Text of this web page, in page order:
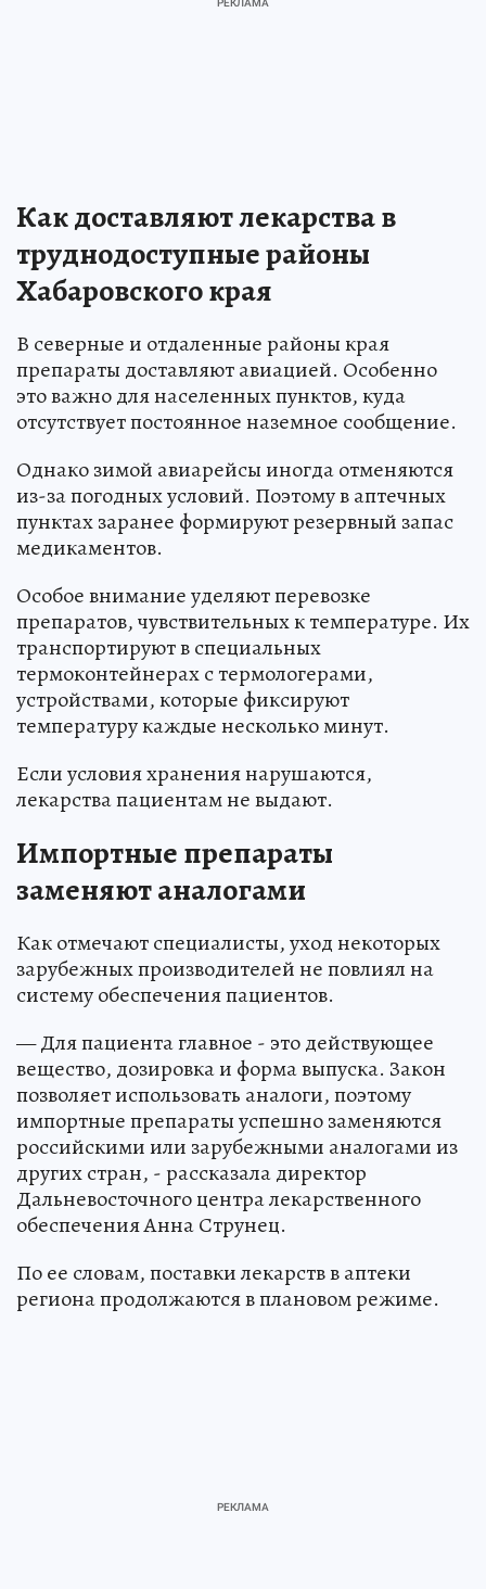
Как доставляют лекарства в
труднодоступные районы
Хабаровского края
В северные и отдаленные районы края
препараты доставляют авиацией. Особенно
это важно для населенных пунктов, куда
отсутствует постоянное наземное сообщение.
Однако зимой авиарейсы иногда отменяются
из-за погодных условий. Поэтому в аптечных
пунктах заранее формируют резервный запас
медикаментов.
Особое внимание уделяют перевозке
препаратов, чувствительных к температуре. Их
транспортируют в специальных
термоконтейнерах с термологерами,
устройствами, которые фиксируют
температуру каждые несколько минут.
Если условия хранения нарушаются,
лекарства пациентам не выдают.
Импортные препараты
заменяют аналогами
Как отмечают специалисты, уход некоторых
зарубежных производителей не повлиял на
систему обеспечения пациентов.
— Для пациента главное - это действующее
вещество, дозировка и форма выпуска. Закон
позволяет использовать аналоги, поэтому
импортные препараты успешно заменяются
российскими или зарубежными аналогами из
других стран, - рассказала директор
Дальневосточного центра лекарственного
обеспечения Анна Струнец.
По ее словам, поставки лекарств в аптеки
региона продолжаются в плановом режиме.